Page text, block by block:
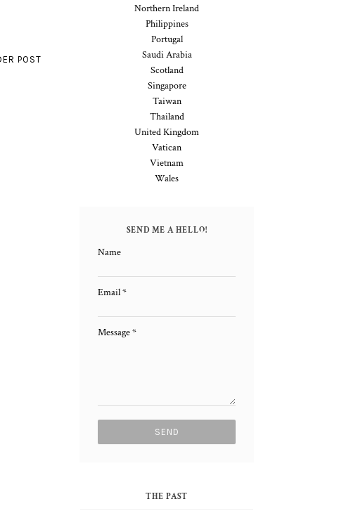
POST
Northern Ireland
Philippines
Portugal
Saudi Arabia
Scotland
Singapore
Taiwan
Thailand
United Kingdom
Vatican
Vietnam
Wales
SEND ME A HELLO!
Name
Email*
Message*
THE PAST